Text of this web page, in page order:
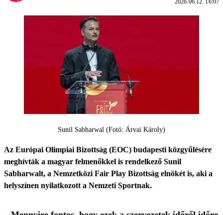
2026.06.12. 16:07
Sunil Sabharwal (Fotó: Árvai Károly)
Az Európai Olimpiai Bizottság (EOC) budapesti közgyűlésére
meghívták a magyar felmenőkkel is rendelkező Sunil
Sabharwalt, a Nemzetközi Fair Play Bizottság elnökét is, aki a
helyszínen nyilatkozott a Nemzeti Sportnak.